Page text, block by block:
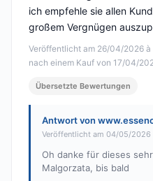
Veröffentlicht am 26/04/2026 à
nach einem Kauf von 17/04/
ich empfehle sie allen
großem Vergnügen
Übersetzte Bewertungen
Antwort von
Veröffentlicht am 04/05/2026
Oh danke für dieses
Malgorzata, bis bald